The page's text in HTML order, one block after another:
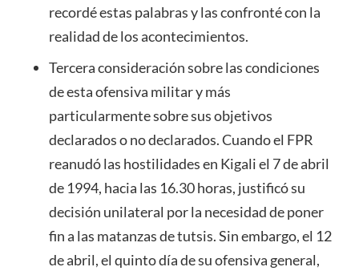
recordé estas palabras y las confronté con la
realidad de los acontecimientos.
Tercera consideración sobre las condiciones
de esta ofensiva militar y más
particularmente sobre sus objetivos
declarados o no declarados. Cuando el FPR
reanudó las hostilidades en Kigali el 7 de abril
de 1994, hacia las 16.30 horas, justificó su
decisión unilateral por la necesidad de poner
fin a las matanzas de tutsis. Sin embargo, el 12
de abril, el quinto día de su ofensiva general,